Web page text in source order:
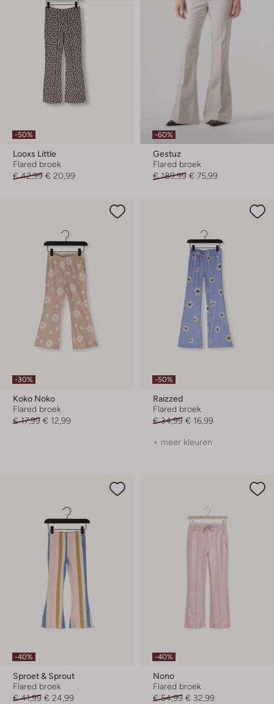
-50%
Looxs Little
Flared broek
€ 42,99 € 20,99
-60%
Gestuz
Flared broek
€ 189,99 € 75,99
-30%
Koko Noko
Flared broek
€ 17,99 € 12,99
-50%
Raizzed
Flared broek
€ 34,99 € 16,99
+ meer kleuren
-40%
Sproet & Sprout
Flared broek
€ 41,99 € 24,99
-40%
Nono
Flared broek
€ 54,99 € 32,99